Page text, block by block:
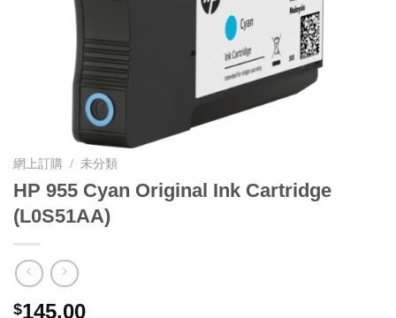
網上訂購 / 未分類
HP 955 Cyan Original Ink Cartridge
(L0S51AA)
$145.00